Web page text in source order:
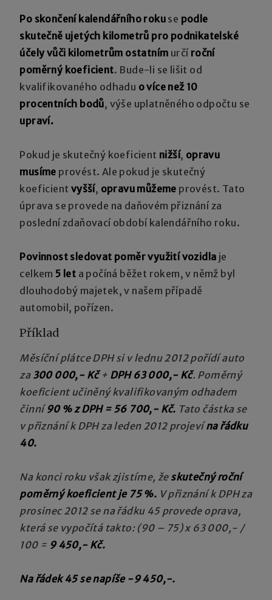
Po skončení kalendářního roku se podle
skutečně ujetých kilometrů pro podnikatelské
účely vůči kilometrům ostatním určí roční
poměrný koeficient. Bude-li se lišit od
kvalifikovaného odhadu o více než 10
procentních bodů, výše uplatněného odpočtu se
upraví.
Pokud je skutečný koeficient nižší, opravu
musíme provést. Ale pokud je skutečný
koeficient vyšší, opravu můžeme provést. Tato
úprava se provede na daňovém přiznání za
poslední zdaňovací období kalendářního roku.
Povinnost sledovat poměr využití vozidla je
celkem 5 let a počíná běžet rokem, v němž byl
dlouhodobý majetek, v našem případě
automobil, pořízen.
Příklad
Měsíční plátce DPH si v lednu 2012 pořídí auto
za 300 000,- Kč+ DPH 63 000,- Kč. Poměrný
koeficient učiněný kvalifikovaným odhadem
činní 90 % z DPH = 56 700,- Kč. Tato částka se
v přiznání k DPH za leden 2012 projevína řádku
40.
Na konci roku však zjistíme, že skutečný roční
poměrný koeficient je 75 %. V přiznání k DPH za
prosinec 2012 se na řádku 45 provede oprava,
která se vypočítá takto: (90 – 75) x 63 000,- /
100 = 9 450,- Kč.
Na řádek 45 se napíše -9 450,-.